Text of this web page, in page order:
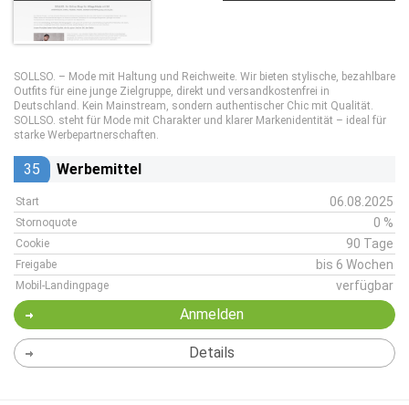
SOLLSO. – Mode mit Haltung und Reichweite. Wir bieten stylische, bezahlbare
Outfits für eine junge Zielgruppe, direkt und versandkostenfrei in
Deutschland. Kein Mainstream, sondern authentischer Chic mit Qualität.
SOLLSO. steht für Mode mit Charakter und klarer Markenidentität – ideal für
starke Werbepartnerschaften.
35 Werbemittel
Start 06.08.2025
Stornoquote 0 %
Cookie 90 Tage
Freigabe bis 6 Wochen
Mobil-Landingpage verfügbar
Anmelden
Details